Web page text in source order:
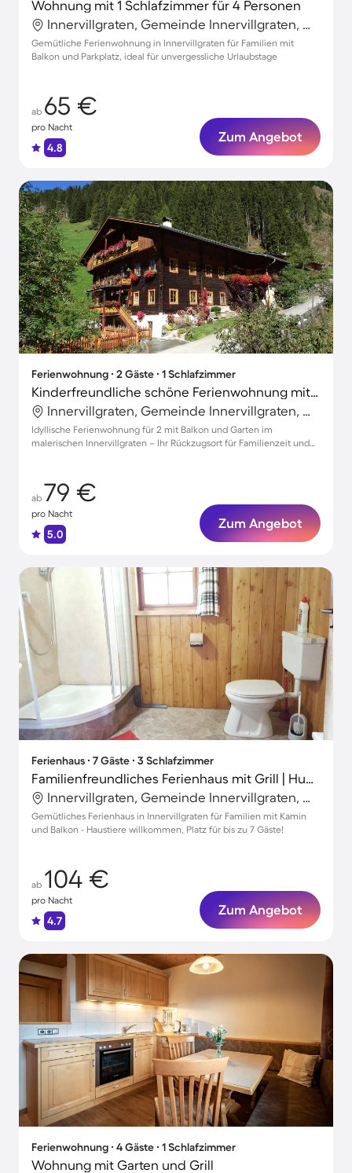
Wohnung mit 1 Schlafzimmer für 4 Personen
Innervillgraten, Gemeinde Innervillgraten, Österreich
Gemütliche Ferienwohnung in Innervillgraten für Familien mit
Balkon und Parkplatz, ideal für unvergessliche Urlaubstage
ab 65 €
pro Nacht
4.8
Zum Angebot
Ferienwohnung ∙ 2 Gäste ∙ 1 Schlafzimmer
Kinderfreundliche schöne Ferienwohnung mit Grill und Garten
Innervillgraten, Gemeinde Innervillgraten, Österreich
Idyllische Ferienwohnung für 2 mit Balkon und Garten im
malerischen Innervillgraten – Ihr Rückzugsort für Familienzeit und
ab 79 €
pro Nacht
5.0
Zum Angebot
Ferienhaus ∙ 7 Gäste ∙ 3 Schlafzimmer
Familienfreundliches Ferienhaus mit Grill | Hunde erlaubt
Innervillgraten, Gemeinde Innervillgraten, Österreich
Gemütliches Ferienhaus in Innervillgraten für Familien mit Kamin
und Balkon - Haustiere willkommen, Platz für bis zu 7 Gäste!
ab 104 €
pro Nacht
4.7
Zum Angebot
Ferienwohnung ∙ 4 Gäste ∙ 1 Schlafzimmer
Wohnung mit Garten und Grill